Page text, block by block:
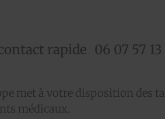
rapide 06 07 57
met à votre disposition des
médicaux.